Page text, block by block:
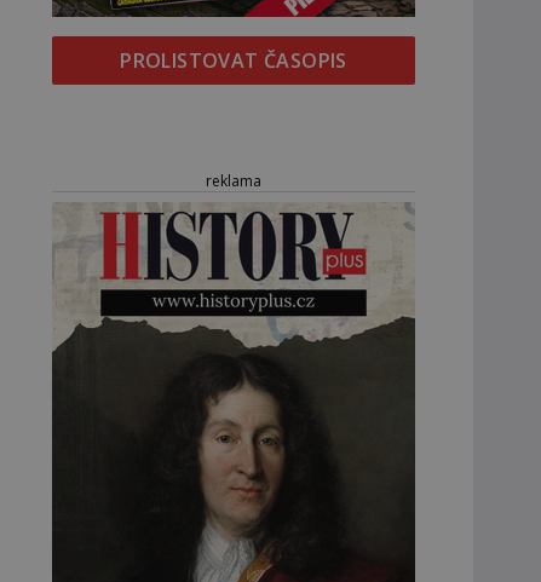
PROLISTOVAT ČASOPIS
reklama